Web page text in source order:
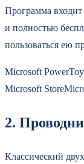
Программа
и полностью
пользоваться ею
Microsoft
Microsoft
2.
Классический